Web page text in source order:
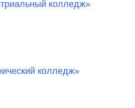
колледж»
колледж»